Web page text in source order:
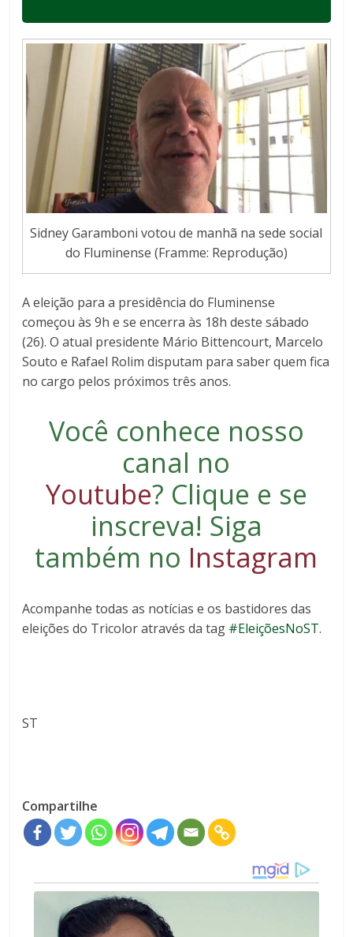
Sidney Garamboni votou de manhã na sede social
do Fluminense (Framme: Reprodução)
A eleição para a presidência do Fluminense
começou às 9h e se encerra às 18h deste sábado
(26). O atual presidente Mário Bittencourt, Marcelo
Souto e Rafael Rolim disputam para saber quem fica
no cargo pelos próximos três anos.
Você conhece nosso
canal no
Youtube? Clique e se
inscreva! Siga
também no Instagram
Acompanhe todas as notícias e os bastidores das
eleições do Tricolor através da tag #EleiçõesNoST.
ST
Compartilhe